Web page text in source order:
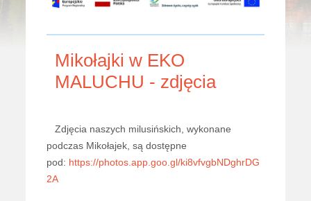
Mikołajki w EKO
MALUCHU - zdjęcia
Zdjęcia naszych milusińskich, wykonane
podczas Mikołajek, są dostępne
pod: https://photos.app.goo.gl/ki8vfvgbNDghrDG
2A